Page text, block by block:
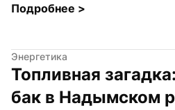
Подробнее >
Энергетика
Топливная
бак в Надымском